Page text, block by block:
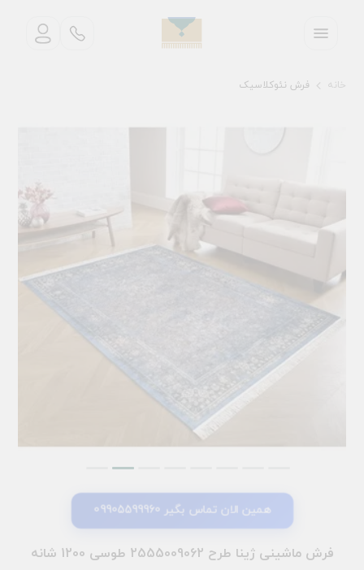
خانه فرش نئوکلاسیک
همین الان تماس بگیر 09905599960
فرش ماشینی ژینا طرح 2555009062 طوسی 1200 شانه